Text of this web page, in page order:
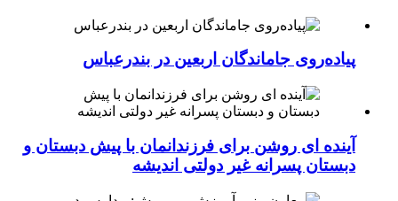
پیاده‌روی جاماندگان اربعین در بندرعباس
آینده ای روشن برای فرزندانمان با پیش دبستان و
دبستان پسرانه غیر دولتی اندیشه